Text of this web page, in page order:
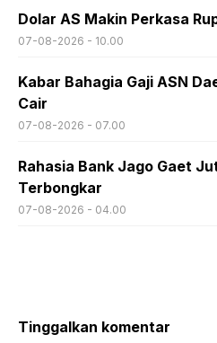
Dolar AS Makin Perkasa
07-08-2026 - 10.00
Kabar Bahagia Gaji ASN
Cair
07-08-2026 - 07.00
Rahasia Bank Jago Gaet
Terbongkar
07-08-2026 - 04.00
Tinggalkan komentar